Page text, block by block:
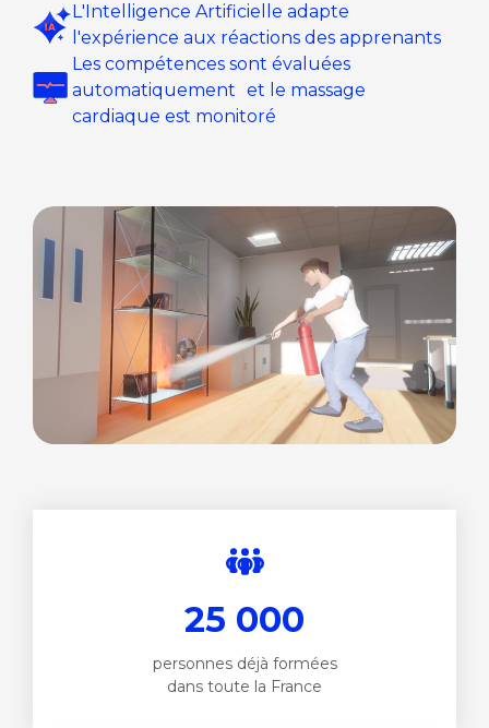
L'Intelligence Artificielle adapte
l'expérience aux réactions des apprenants
Les compétences sont évaluées
automatiquement et le massage
cardiaque est monitoré
25 000
personnes déjà formées
dans toute la France